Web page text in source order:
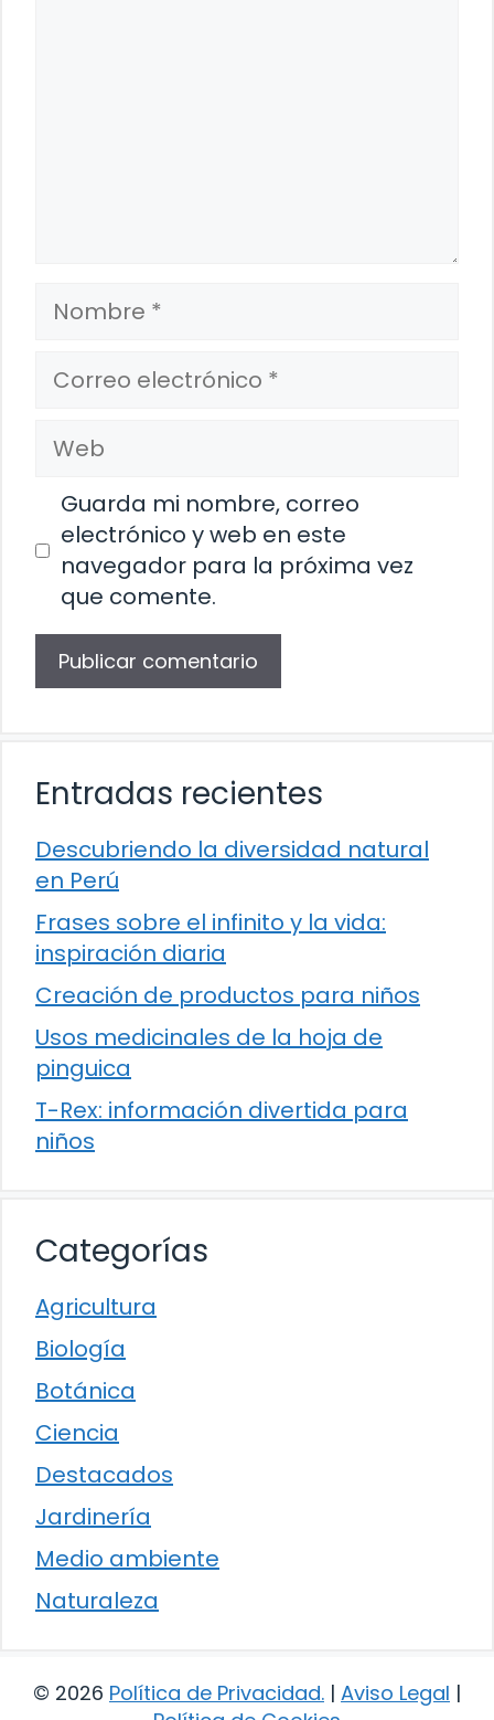
Nombre
Correo
electrónico
Web
Guarda mi nombre, correo
electrónico y web en este
navegador para la próxima vez
que comente.
Entradas recientes
Descubriendo la diversidad natural
en Perú
Frases sobre el infinito y la vida:
inspiración diaria
Creación de productos para niños
Usos medicinales de la hoja de
pinguica
T-Rex: información divertida para
niños
Categorías
Agricultura
Biología
Botánica
Ciencia
Destacados
Jardinería
Medio ambiente
Naturaleza
© 2026 Política de Privacidad. | Aviso Legal |